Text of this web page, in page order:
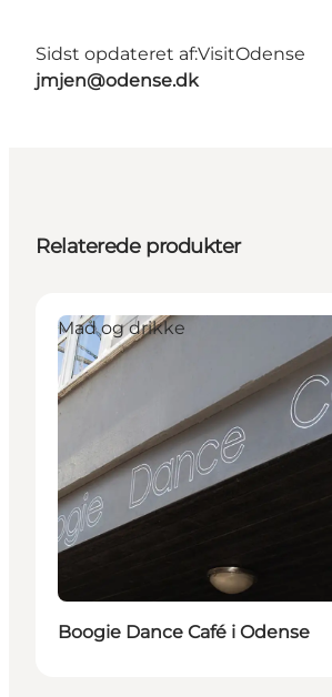
Sidst opdateret af:VisitOdense
jmjen@odense.dk
Relaterede produkter
Mad og drikke
Boogie Dance Café i Odense